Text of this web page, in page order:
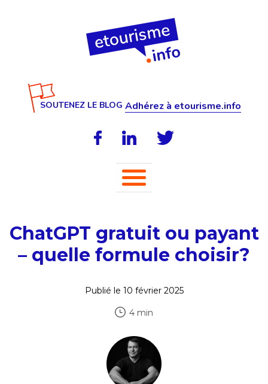
SOUTENEZ LE BLOG Adhérez à etourisme.info
ChatGPT gratuit ou payant
– quelle formule choisir?
Publié le 10 février 2025
4 min